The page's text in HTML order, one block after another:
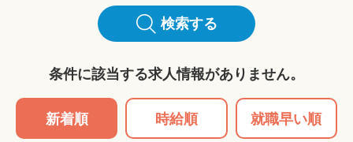
検索する
条件に該当する求人情報がありません。
新着順 時給順 就職早い順